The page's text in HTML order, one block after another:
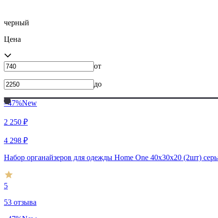
черный
Цена
от
до
–47%New
2 250 ₽
4 298 ₽
Набор органайзеров для одежды Home One 40х30х20 (2шт)
5
53 отзыва